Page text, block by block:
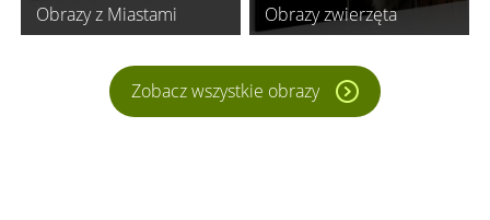
Obrazy z Miastami Obrazy zwierzęta
Zobacz wszystkie obrazy